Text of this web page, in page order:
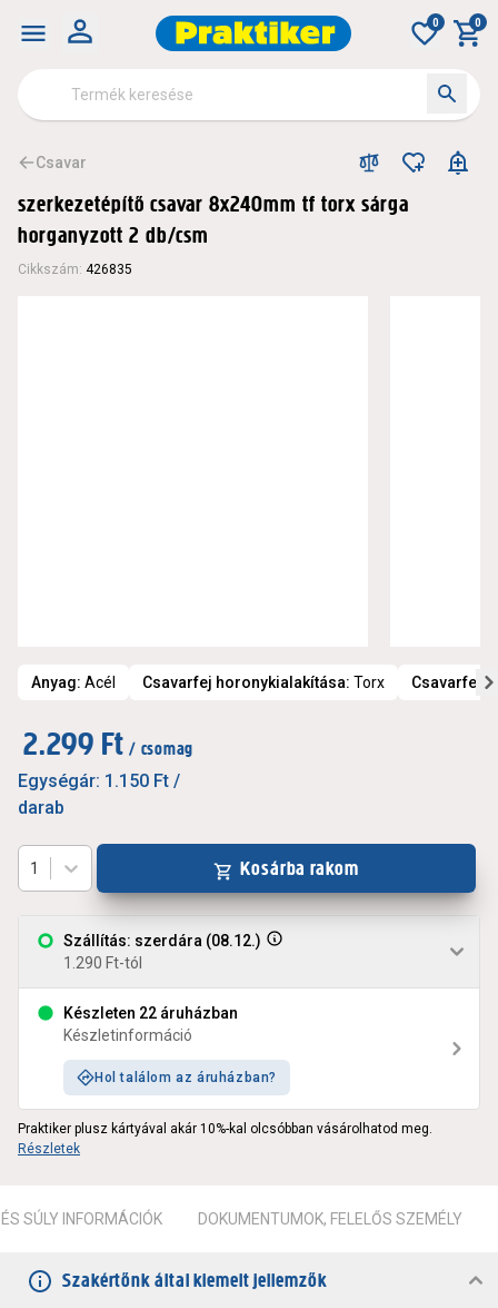
0 0
Csavar
szerkezetépítő csavar 8x240mm tf torx sárga
horganyzott 2 db/csm
Cikkszám: 426835
Anyag: Acél Csavarfej horonykialakítása: Torx Csavarfej
2.299 Ft / csomag
Egységár: 1.150 Ft /
darab
Szállítás: szerdára (08.12.)
1.290 Ft-tól
Készleten 22 áruházban
Készletinformáció
Hol találom az áruházban?
1 Kosárba rakom
Praktiker plusz kártyával akár 10%-kal olcsóbban vásárolhatod meg.
Részletek
SÚLY INFORMÁCIÓK DOKUMENTUMOK, FELELŐS SZEMÉLY
Szakértőnk által kiemelt jellemzők